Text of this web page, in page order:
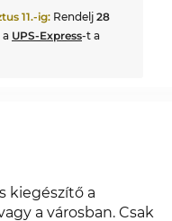
11.-ig: Rendelj 28
a UPS-Express-t a
kiegészítő a
a városban. Csak